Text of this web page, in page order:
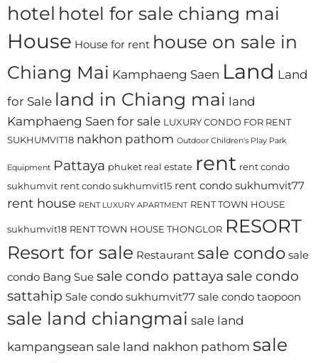
hotel hotel for sale chiang mai
House House for rent house on sale in
Chiang Mai Kamphaeng Saen Land Land
for Sale land in Chiang mai land
Kamphaeng Saen for sale LUXURY CONDO FOR RENT
SUKHUMVIT18 nakhon pathom Outdoor Children's Play Park
Equipment Pattaya phuket real estate rent rent condo
sukhumvit rent condo sukhumvit15 rent condo sukhumvit77
rent house RENT LUXURY APARTMENT RENT TOWN HOUSE
sukhumvit18 RENT TOWN HOUSE THONGLOR RESORT
Resort for sale Restaurant sale condo sale
condo Bang Sue sale condo pattaya sale condo
sattahip Sale condo sukhumvit77 sale condo taopoon
sale land chiangmai sale land
kampangsean sale land nakhon pathom sale